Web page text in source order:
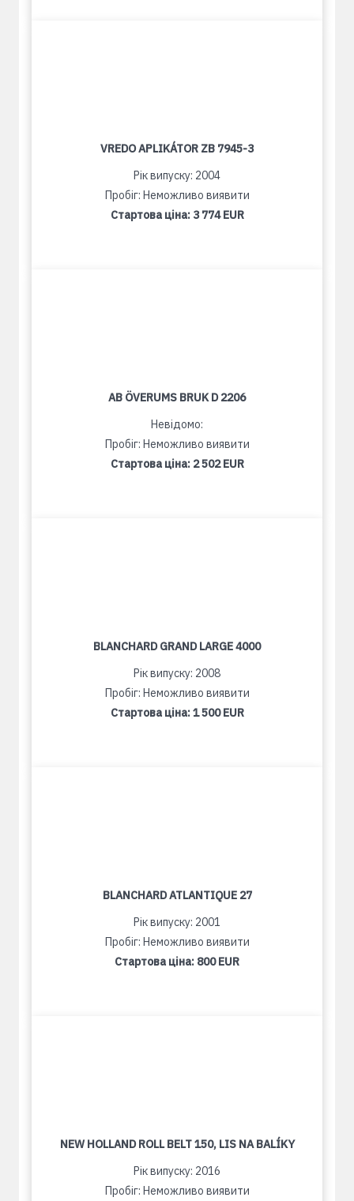
VREDO APLIKÁTOR ZB 7945-3
Рік випуску: 2004
Пробіг: Неможливо виявити
Стартова ціна: 3 774 EUR
AB ÖVERUMS BRUK D 2206
Невідомо:
Пробіг: Неможливо виявити
Стартова ціна: 2 502 EUR
BLANCHARD GRAND LARGE 4000
Рік випуску: 2008
Пробіг: Неможливо виявити
Стартова ціна:1 500 EUR
BLANCHARD ATLANTIQUE 27
Рік випуску: 2001
Пробіг: Неможливо виявити
Стартова ціна: 800 EUR
NEW HOLLAND ROLL BELT 150, LIS NA BALÍKY
Рік випуску: 2016
Пробіг: Неможливо виявити